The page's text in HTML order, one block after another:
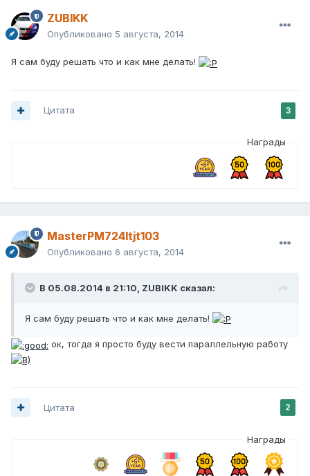
ZUBIKK
Опубликовано 5 августа, 2014
Я сам буду решать что и как мне делать!
3
Цитата
Награды
MasterPM724ltjt103
Опубликовано 6 августа, 2014
В 05.08.2014 в 21:10, ZUBIKK сказал:
Я сам буду решать что и как мне делать!
ок, тогда я просто буду вести параллельную работу
2
Цитата
Награды